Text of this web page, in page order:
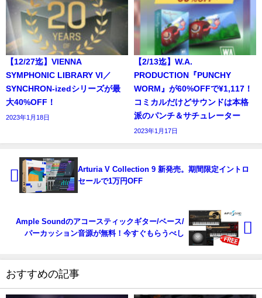
【12/27迄】VIENNA
SYMPHONIC LIBRARY VI／
SYNCHRON-izedシリーズが最
大40%OFF！
2023年1月18日
【2/13迄】W.A.
PRODUCTION『PUNCHY
WORM』が60%OFFで¥1,117！
コミカルだけどサウンドは本格
派のパンチ＆サチュレーター
2023年1月17日
Arturia V Collection 9 新発売。期間限定イントロ
セールで1万円OFF
Ample Soundのアコースティックギター/ベース/
パーカッション音源が無料！今すぐもらうべし
おすすめの記事